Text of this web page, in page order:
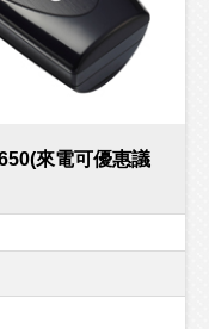
來電可優惠議